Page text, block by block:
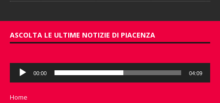
ASCOLTA LE ULTIME NOTIZIE DI PIACENZA
Audio
Player
00:00 04:09
Home